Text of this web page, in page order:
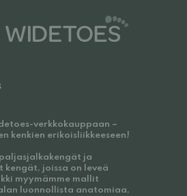
verkkokauppaan –
kenkien erikoisliikkeeseen!
ja
kengät, joissa on leveä
myymämme mallit
luonnollista anatomiaa,